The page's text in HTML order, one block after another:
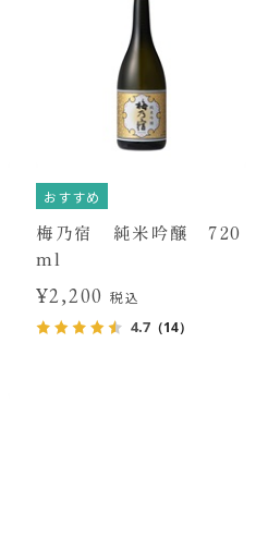
おすすめ
梅乃宿 純米吟醸 720
ml
¥2,200 税込
4.7 （14）